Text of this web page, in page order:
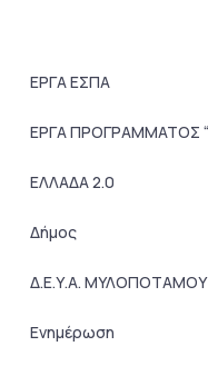
ΕΡΓΑ ΕΣΠΑ
ΕΡΓΑ ΠΡΟΓΡΑΜΜΑΤΟΣ
ΕΛΛΑΔΑ 2.0
Δήμος
Δ.Ε.Υ.Α. ΜΥΛΟΠΟΤΑΜΟΥ
Ενημέρωση